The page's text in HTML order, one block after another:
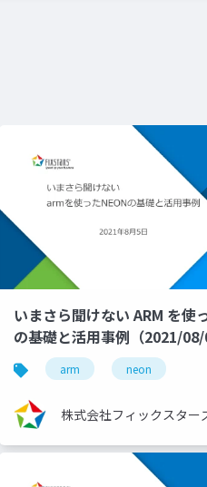
深層学習 ディープラーニング
いまさら聞けない ARM を使
の基礎と活用事例（2021/08/
arm neon
株式会社フィックスター